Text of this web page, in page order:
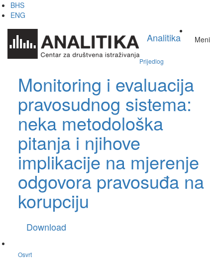
Skip
to
content
BHS
ENG
Analitika Meni
Prijedlog
Monitoring i evaluacija
pravosudnog sistema:
neka metodološka
pitanja i njihove
implikacije na mjerenje
odgovora pravosuđa na
korupciju
Download
Osvrt